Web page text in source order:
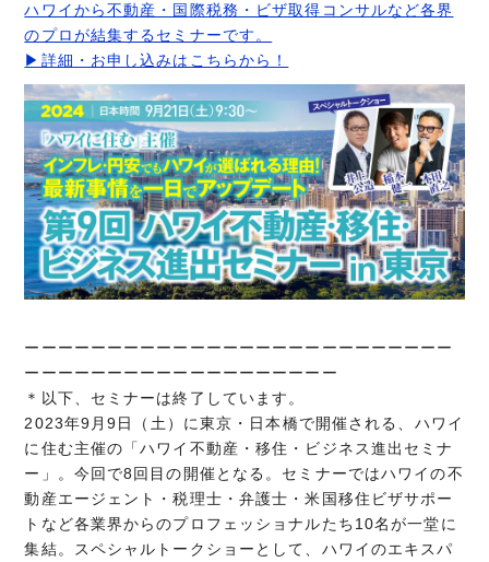
ハワイから不動産・国際税務・ビザ取得コンサルなど各界
のプロが結集するセミナーです。
▶詳細・お申し込みはこちらから！
ーーーーーーーーーーーーーーーーーーーーーーーーーー
ーーーーーーーーーーーーーーーーーーー
＊以下、セミナーは終了しています。
2023年9月9日（土）に東京・日本橋で開催される、ハワイ
に住む主催の「ハワイ不動産・移住・ビジネス進出セミナ
ー」。今回で8回目の開催となる。セミナーではハワイの不
動産エージェント・税理士・弁護士・米国移住ビザサポー
トなど各業界からのプロフェッショナルたち10名が一堂に
集結。スペシャルトークショーとして、ハワイのエキスパ